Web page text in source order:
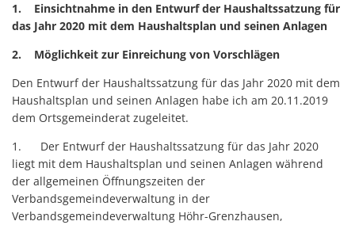
1. Einsichtnahme in den Entwurf der Haushaltssatzung für
das Jahr 2020 mit dem Haushaltsplan und seinen Anlagen
2. Möglichkeit zur Einreichung von Vorschlägen
Den Entwurf der Haushaltssatzung für das Jahr 2020 mit dem
Haushaltsplan und seinen Anlagen habe ich am 20.11.2019
dem Ortsgemeinderat zugeleitet.
1. Der Entwurf der Haushaltssatzung für das Jahr 2020
liegt mit dem Haushaltsplan und seinen Anlagen während
der allgemeinen Öffnungszeiten der
Verbandsgemeindeverwaltung in der
Verbandsgemeindeverwaltung Höhr-Grenzhausen,